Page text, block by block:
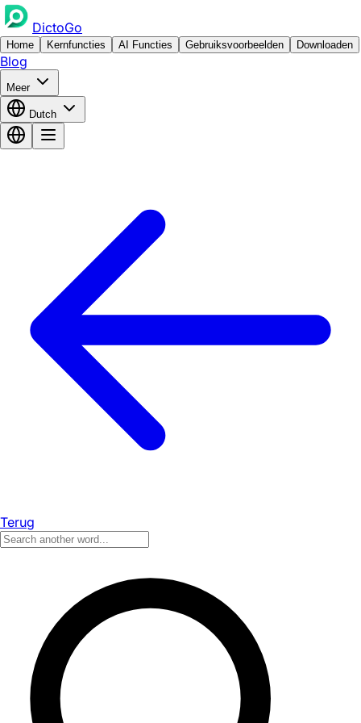
DictoGo
Home Kernfuncties AI Functies Gebruiksvoorbeelden Downloaden
Blog
Meer
Dutch
Terug